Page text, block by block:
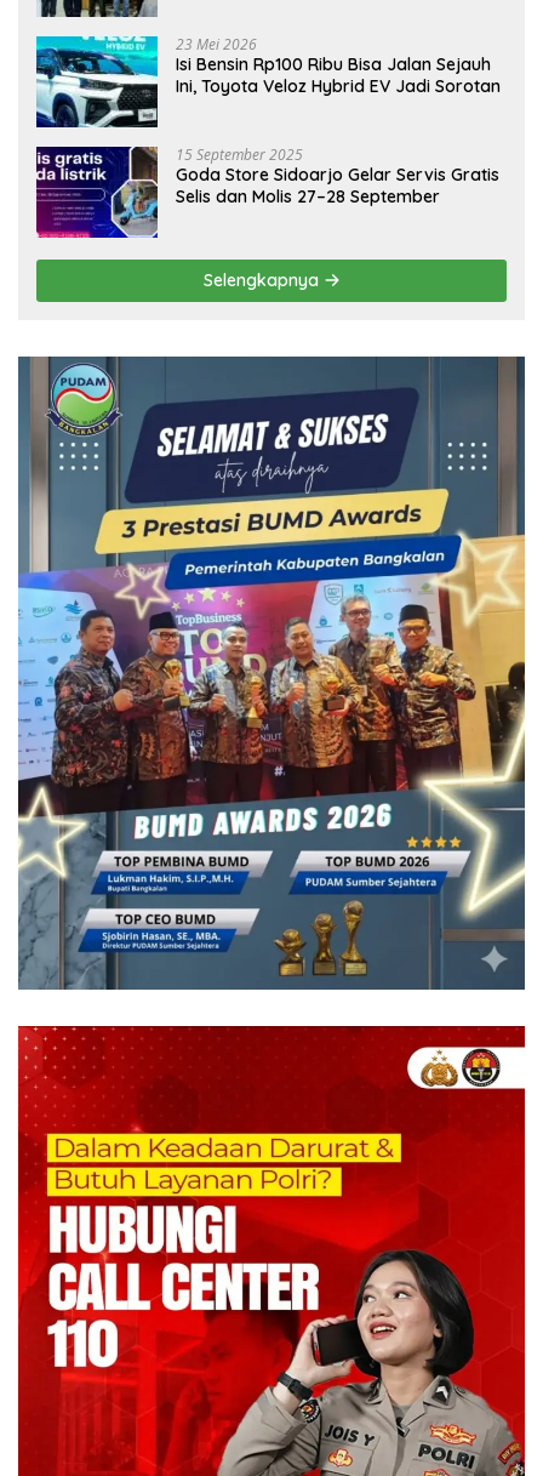
23 Mei 2026
Isi Bensin Rp100 Ribu Bisa Jalan Sejauh
Ini, Toyota Veloz Hybrid EV Jadi Sorotan
15 September 2025
Goda Store Sidoarjo Gelar Servis Gratis
Selis dan Molis 27–28 September
Selengkapnya